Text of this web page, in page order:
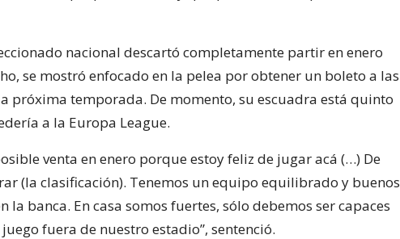
nacional descartó completamente partir en enero
se mostró enfocado en la pelea por obtener un boleto a las
próxima temporada. De momento, su escuadra está quinto
a la Europa League.
venta en enero porque estoy feliz de jugar acá (…) De
(la clasificación). Tenemos un equipo equilibrado y buenos
la banca. En casa somos fuertes, sólo debemos ser capaces
fuera de nuestro estadio”, sentenció.